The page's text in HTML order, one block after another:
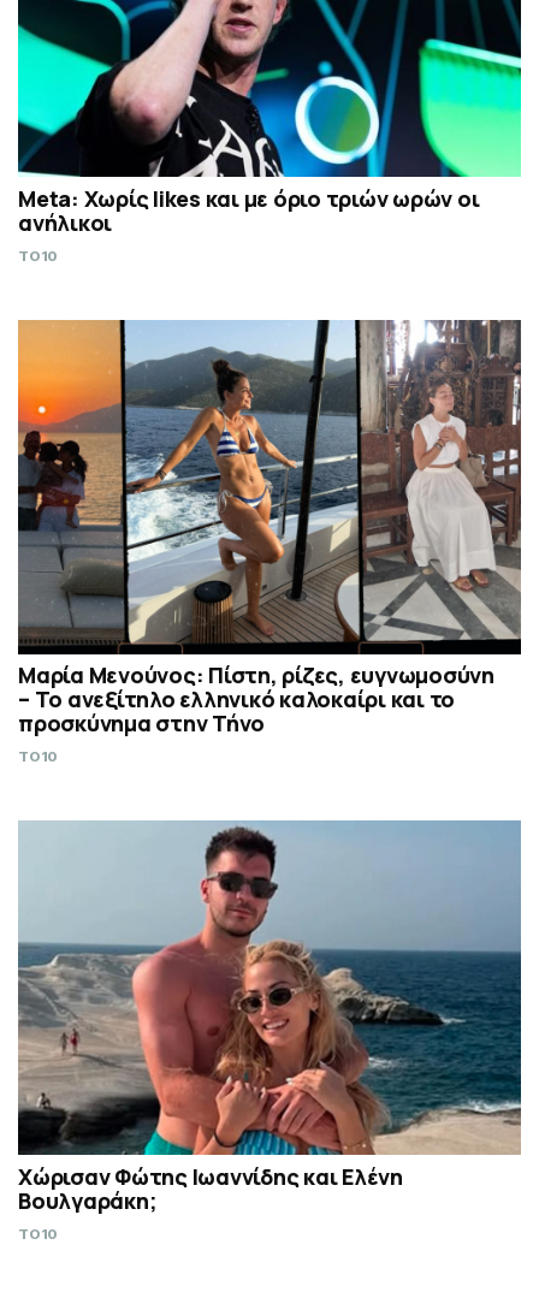
Meta: Χωρίς likes και με όριο τριών ωρών οι
ανήλικοι
TO10
Μαρία Μενούνος: Πίστη, ρίζες, ευγνωμοσύνη
– Το ανεξίτηλο ελληνικό καλοκαίρι και το
προσκύνημα στην Τήνο
TO10
Χώρισαν Φώτης Ιωαννίδης και Ελένη
Βουλγαράκη;
TO10